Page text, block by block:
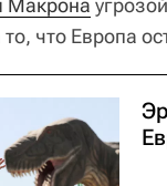
то, что Европа